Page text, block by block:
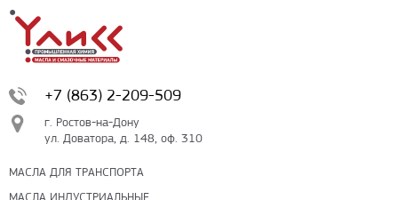
+7 (863) 2-209-509
г. Ростов-на-Дону
ул. Доватора, д. 148, оф. 310
МАСЛА ДЛЯ ТРАНСПОРТА
МАСЛА ИНДУСТРИАЛЬНЫЕ